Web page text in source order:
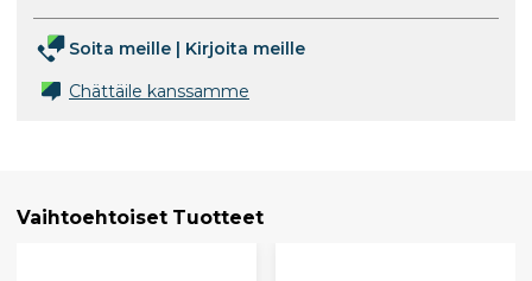
Soita meille | Kirjoita meille
Chättäile kanssamme
Vaihtoehtoiset Tuotteet